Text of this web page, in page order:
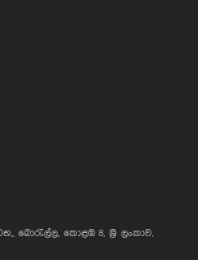
බොරැල්ල, කොළඹ 8, ශ්‍රී ලංකාව,
Prime Bee, Your AI